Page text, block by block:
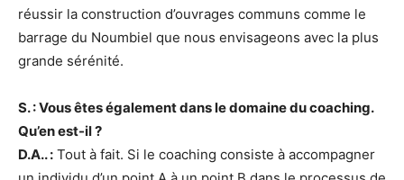
réussir la construction d’ouvrages communs comme le
barrage du Noumbiel que nous envisageons avec la plus
grande sérénité.
S. : Vous êtes également dans le domaine du coaching.
Qu’en est-il ?
D.A.. : Tout à fait. Si le coaching consiste à accompagner